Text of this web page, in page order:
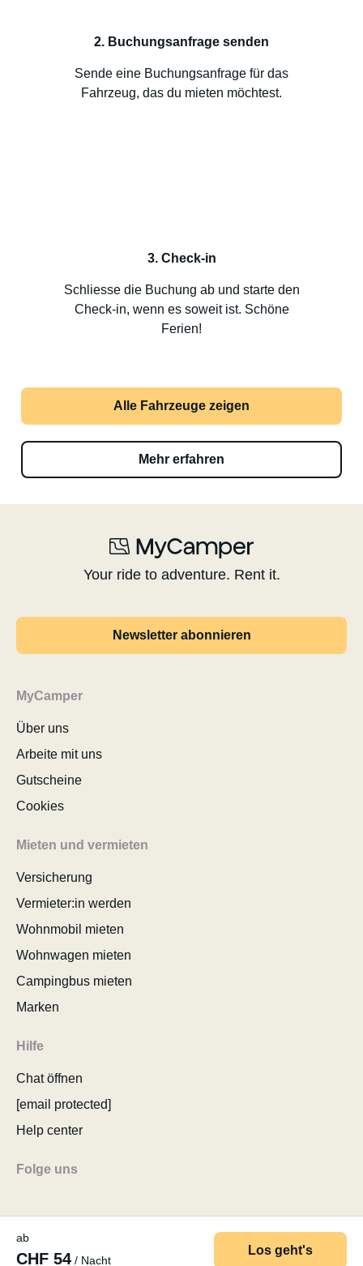
ab
CHF 54 / Nacht
Los geht's
2. Buchungsanfrage senden
Sende eine Buchungsanfrage für das
Fahrzeug, das du mieten möchtest.
3. Check-in
Schliesse die Buchung ab und starte den
Check-in, wenn es soweit ist. Schöne
Ferien!
Alle Fahrzeuge zeigen
Mehr erfahren
Your ride to adventure. Rent it.
Newsletter abonnieren
MyCamper
Über uns
Arbeite mit uns
Gutscheine
Cookies
Mieten und vermieten
Versicherung
Vermieter:in werden
Wohnmobil mieten
Wohnwagen mieten
Campingbus mieten
Marken
Hilfe
Chat öffnen
[email protected]
Help center
Folge uns